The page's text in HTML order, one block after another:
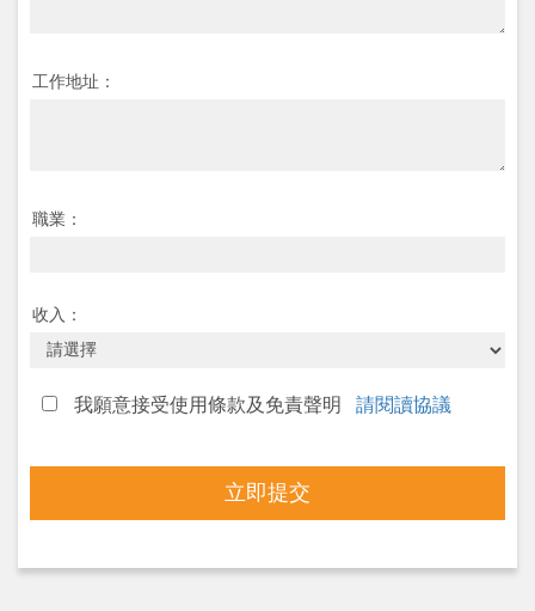
工作地址：
職業：
收入：
我願意接受使用條款及免責聲明 請閱讀協議